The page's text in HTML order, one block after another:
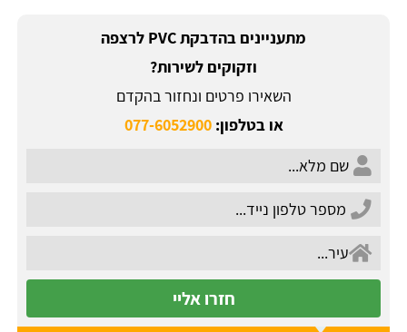
מתעניינים בהדבקת PVC לרצפה
וזקוקים לשירות?
השאירו פרטים ונחזור בהקדם
או בטלפון:077-6052900
חזרו אליי